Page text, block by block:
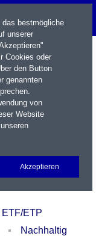
Login
ETF/ETP
Nachhaltig
bestmögliche
unserer
Cookies oder
den Button
genannten
von
Website
Akzeptieren